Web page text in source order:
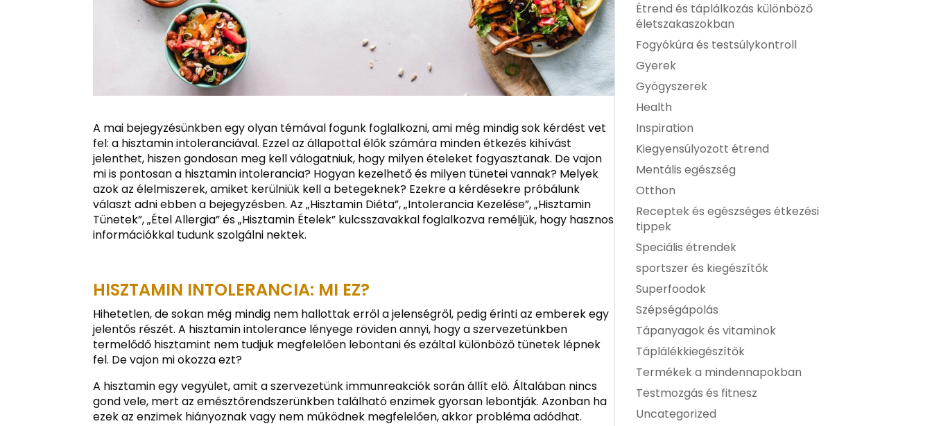
A mai bejegyzésünkben egy olyan témával fogunk foglalkozni, ami még mindig sok kérdést vet
fel: a hisztamin intoleranciával. Ezzel az állapottal élők számára minden étkezés kihívást
jelenthet, hiszen gondosan meg kell válogatniuk, hogy milyen ételeket fogyasztanak. De vajon
mi is pontosan a hisztamin intolerancia? Hogyan kezelhető és milyen tünetei vannak? Melyek
azok az élelmiszerek, amiket kerülniük kell a betegeknek? Ezekre a kérdésekre próbálunk
választ adni ebben a bejegyzésben. Az „Hisztamin Diéta”, „Intolerancia Kezelése”, „Hisztamin
Tünetek”, „Étel Allergia” és „Hisztamin Ételek” kulcsszavakkal foglalkozva reméljük, hogy hasznos
információkkal tudunk szolgálni nektek.
HISZTAMIN INTOLERANCIA: MI EZ?
Hihetetlen, de sokan még mindig nem hallottak erről a jelenségről, pedig érinti az emberek egy
jelentős részét. A hisztamin intolerance lényege röviden annyi, hogy a szervezetünkben
termelődő hisztamint nem tudjuk megfelelően lebontani és ezáltal különböző tünetek lépnek
fel. De vajon mi okozza ezt?
A hisztamin egy vegyület, amit a szervezetünk immunreakciók során állít elő. Általában nincs
gond vele, mert az emésztőrendszerünkben található enzimek gyorsan lebontják. Azonban ha
ezek az enzimek hiányoznak vagy nem működnek megfelelően, akkor probléma adódhat.
Étrend és táplálkozás különböző
életszakaszokban
Fogyókúra és testsúlykontroll
Gyerek
Gyógyszerek
Health
Inspiration
Kiegyensúlyozott étrend
Mentális egészség
Otthon
Receptek és egészséges étkezési
tippek
Speciális étrendek
sportszer és kiegészítők
Superfoodok
Szépségápolás
Tápanyagok és vitaminok
Táplálékkiegészítők
Termékek a mindennapokban
Testmozgás és fitnesz
Uncategorized